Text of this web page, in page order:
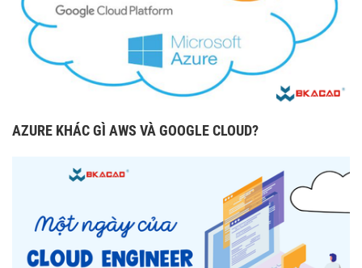
AZURE KHÁC GÌ AWS VÀ GOOGLE CLOUD?